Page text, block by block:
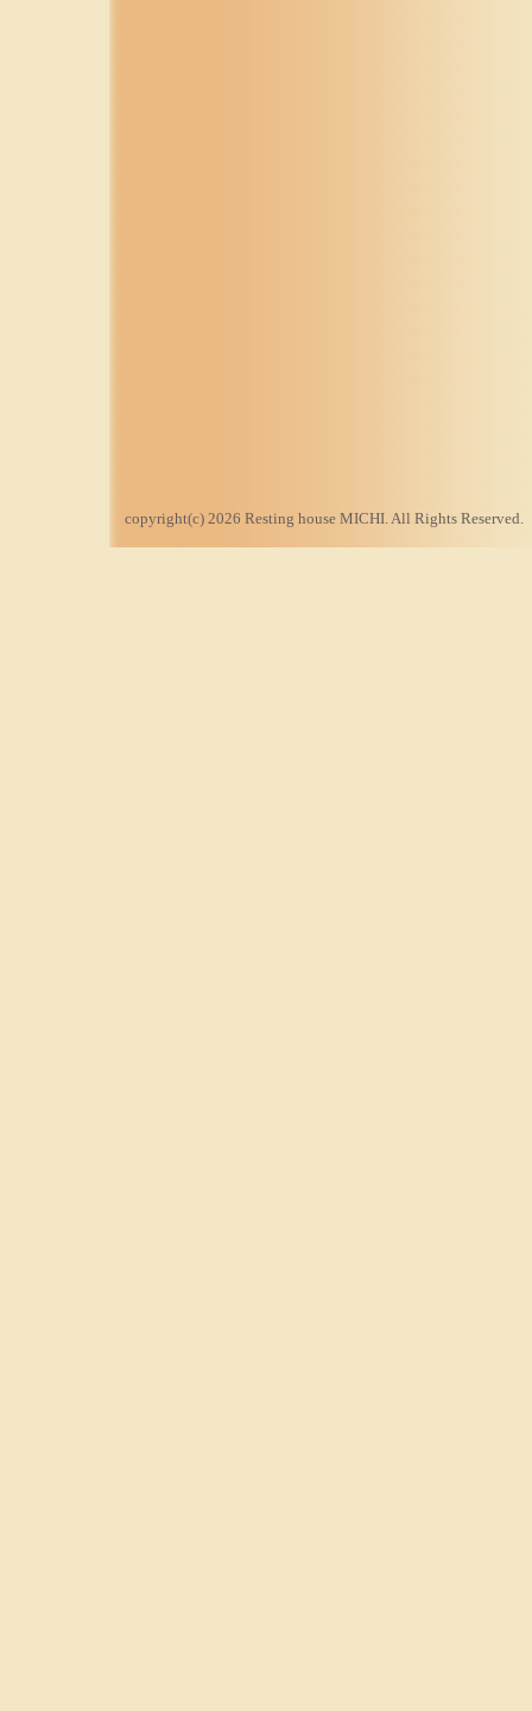
copyright(c) 2026 Resting house MICHI. All Rights Reserved.